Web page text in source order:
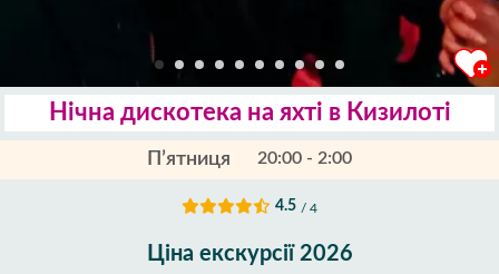
Нічна дискотека на яхті в Кизилоті
П’ятниця 20:00 - 2:00
4.5 / 4
Ціна екскурсії 2026